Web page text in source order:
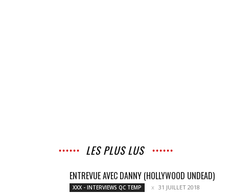
LES PLUS LUS
ENTREVUE AVEC DANNY (HOLLYWOOD UNDEAD)
XXX - INTERVIEWS QC TEMP 31 JUILLET 2018